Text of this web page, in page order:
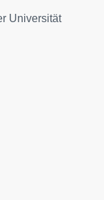
Universität